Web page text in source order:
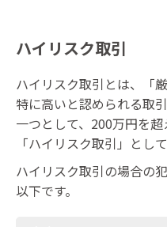
ハイリスク取引
ハイリスク取引とは、「
特に高いと認められる取
一つとして、200万円を
「ハイリスク取引」とし
ハイリスク取引の場合の
以下です。